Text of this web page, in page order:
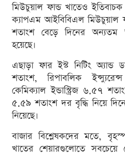
মিউচুয়াল ফান্ড খাতেও
ক্যাপএম আইবিবিএল মিউচুয়াল
শতাংশ বেড়ে দিনের অন্যতম
হয়েছে।
এছাড়া ফার ইস্ট নিটিং
শতাংশ, রিপাবলিক
কেমিক্যাল ইন্ডাস্ট্রিজ ৬.৫৭
৫.৫৯ শতাংশ দর বৃদ্ধি নিয়ে
নিয়েছে।
বাজার বিশ্লেষকদের মতে,
খাতের শেয়ারগুলোতে সবচেয়ে